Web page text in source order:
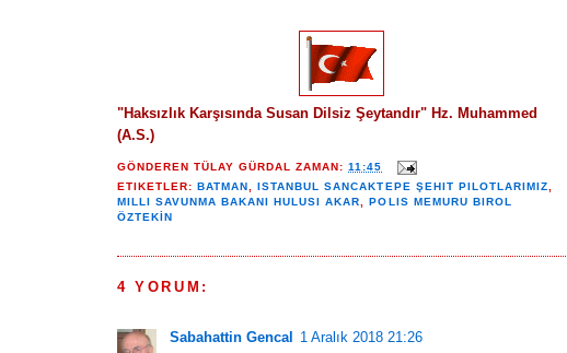
"Haksızlık Karşısında Susan Dilsiz Şeytandır" Hz. Muhammed
(A.S.)
GÖNDERENTÜLAY GÜRDAL ZAMAN:11:45
ETIKETLER:
BATMAN, ISTANBUL SANCAKTEPE ŞEHIT PILOTLARIMIZ,
MILLI SAVUNMA BAKANI HULUSI AKAR,
POLIS MEMURU BIROL
ÖZTEKİN
4 YORUM:
Sabahattin Gencal
1 Aralık 2018 21:26